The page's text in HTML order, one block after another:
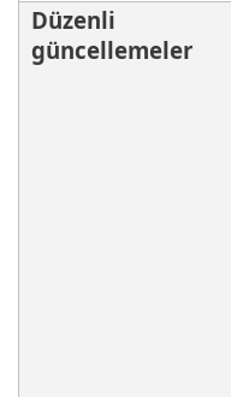
Düzenli
güncellemeler